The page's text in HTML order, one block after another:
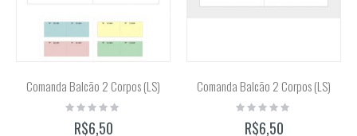
Comanda Balcão 2 Corpos (LS)
Rating:
R$6,50
Comanda Balcão 2 Corpos (LS)
Rating:
R$6,50